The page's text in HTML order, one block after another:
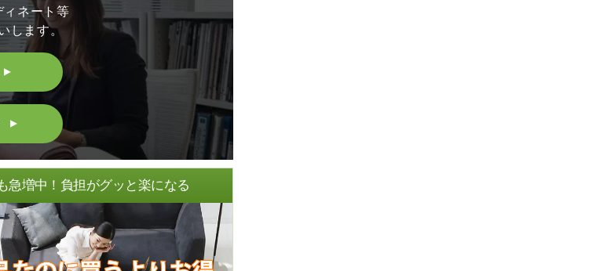
ィネート等
します。
▲
▲
急増中！負担がグッと楽になる